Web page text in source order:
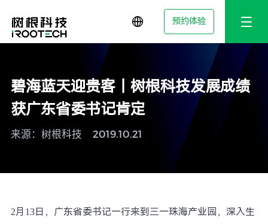
预约体验
碧海蓝天迎贵客丨树根科技发展成绩
获广东省委书记肯定
来源：树根科技 2019.10.21
2月13日，广东省委书记一行来到三一珠海产业园，深入生